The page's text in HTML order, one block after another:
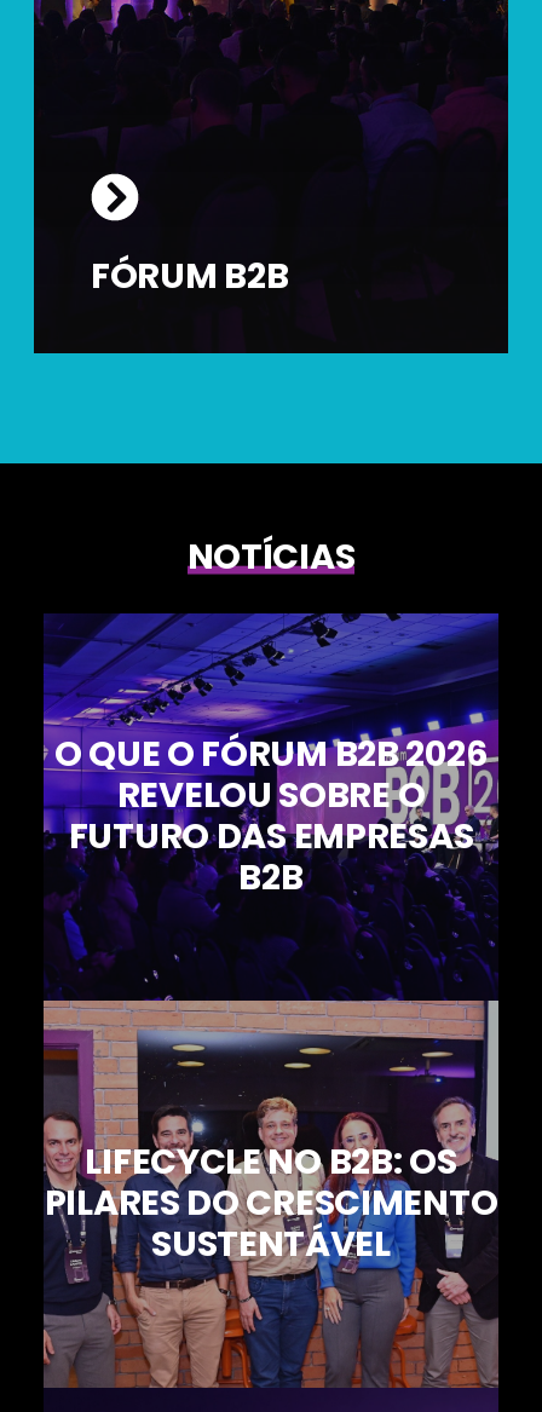
FÓRUM B2B
NOTÍCIAS
O QUE O FÓRUM B2B 2026
REVELOU SOBRE O
FUTURO DAS EMPRESAS
B2B
LIFECYCLE NO B2B: OS
PILARES DO CRESCIMENTO
SUSTENTÁVEL